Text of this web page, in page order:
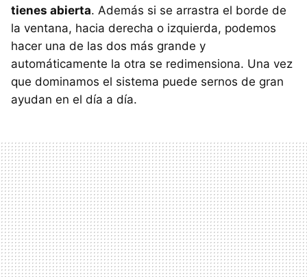
tienes abierta. Además si se arrastra el borde de
la ventana, hacia derecha o izquierda, podemos
hacer una de las dos más grande y
automáticamente la otra se redimensiona. Una vez
que dominamos el sistema puede sernos de gran
ayudan en el día a día.